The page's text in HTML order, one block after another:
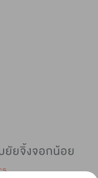
ยัยจิ้งจอกน้อย